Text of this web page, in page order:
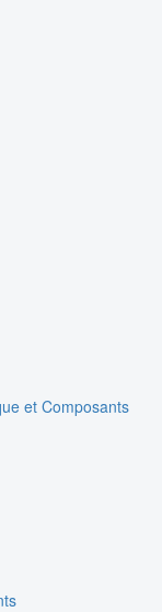
et Composants